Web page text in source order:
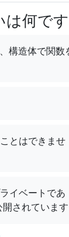
は何で
構造体で関数
とはできませ
イベートであ
されていま